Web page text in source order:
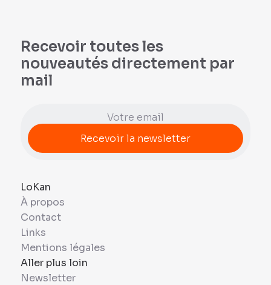
Recevoir toutes les
nouveautés directement par
mail
LoKan
À propos
Contact
Links
Mentions légales
Aller plus loin
Newsletter